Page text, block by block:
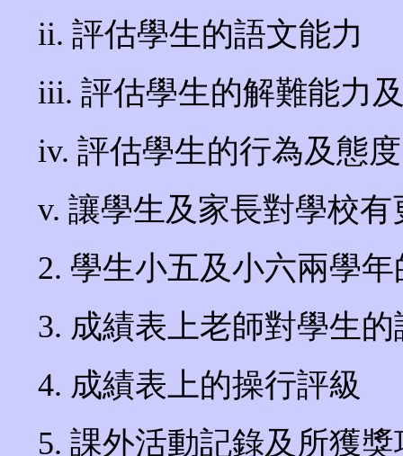
ii. 評估學生的語文能力
iii. 評估學生的解難能力
iv. 評估學生的行為及態度
v. 讓學生及家長對學校
2. 學生小五及小六兩學
3. 成績表上老師對學生的
4. 成績表上的操行評級
5. 課外活動記錄及所獲獎